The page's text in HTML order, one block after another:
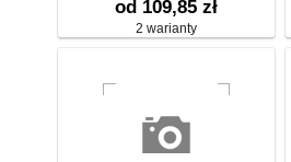
od 109,85 zł
2 warianty